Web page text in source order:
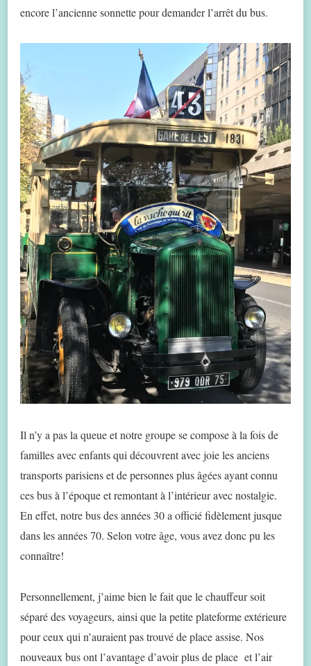
encore l’ancienne sonnette pour demander l’arrêt du bus.
Il n’y a pas la queue et notre groupe se compose à la fois de
familles avec enfants qui découvrent avec joie les anciens
transports parisiens et de personnes plus âgées ayant connu
ces bus à l’époque et remontant à l’intérieur avec nostalgie.
En effet, notre bus des années 30 a officié fidèlement jusque
dans les années 70. Selon votre âge, vous avez donc pu les
connaître!
Personnellement, j’aime bien le fait que le chauffeur soit
séparé des voyageurs, ainsi que la petite plateforme extérieure
pour ceux qui n’auraient pas trouvé de place assise. Nos
nouveaux bus ont l’avantage d’avoir plus de place et l’air